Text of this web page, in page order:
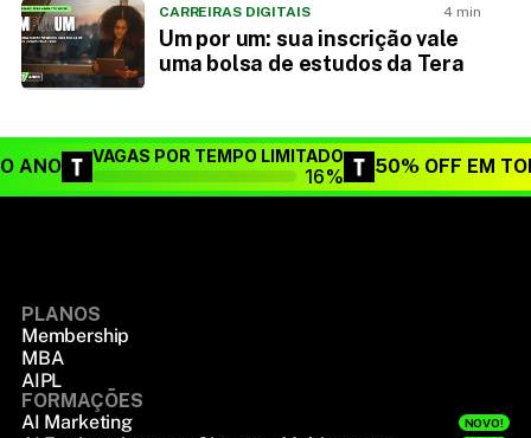
CARREIRAS DIGITAIS 4 min
Um por um: sua inscrição vale
uma bolsa de estudos da Tera
ANO VAGAS POR TEMPO LIMITADO
16% 50% OFF EM
PLANOS
Membership
MBA
AIPL
FORMAÇÕES
AI Marketing
NOVO!